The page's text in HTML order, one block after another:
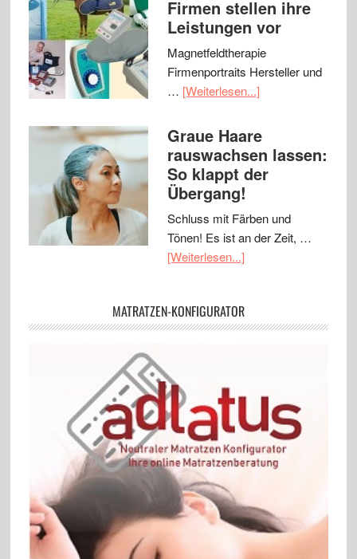
Firmen stellen ihre
Leistungen vor
Magnetfeldtherapie
Firmenportraits Hersteller und
… [Weiterlesen...]
Graue Haare
rauswachsen lassen:
So klappt der
Übergang!
Schluss mit Färben und
Tönen! Es ist an der Zeit, …
[Weiterlesen...]
MATRATZEN-KONFIGURATOR